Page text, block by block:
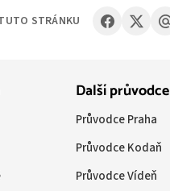
STRÁNKU
Další průvodce
Průvodce Praha
Průvodce Kodaň
Průvodce Vídeň